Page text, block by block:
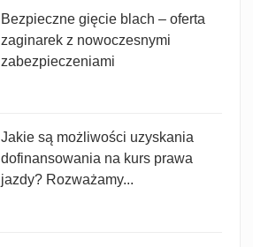
Bezpieczne gięcie blach – oferta
zaginarek z nowoczesnymi
zabezpieczeniami
Jakie są możliwości uzyskania
dofinansowania na kurs prawa
jazdy? Rozważamy...